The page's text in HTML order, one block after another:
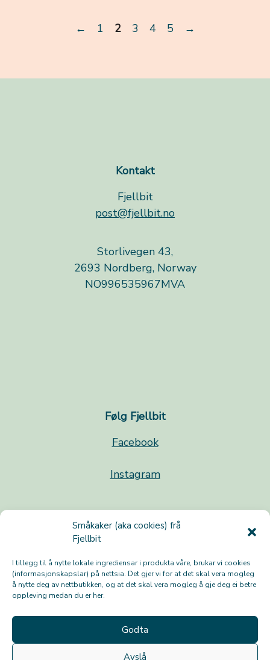
Småkaker (aka cookies) frå
Fjellbit
I tillegg til å nytte lokale ingrediensar i produkta våre, brukar vi cookies
(informasjonskapslar) på nettsia. Det gjer vi for at det skal vera mogleg
å nytte deg av nettbutikken, og at det skal vera mogleg å gje deg ei betre
oppleving medan du er her.
Godta
Avslå
← 1 2 3 4 5 →
Kontakt
Fjellbit
post@fjellbit.no
Storlivegen 43,
2693 Nordberg, Norway
NO996535967MVA
Følg Fjellbit
Facebook
Instagram
Salsvilkår
Personvernerklæring
Angreskjema